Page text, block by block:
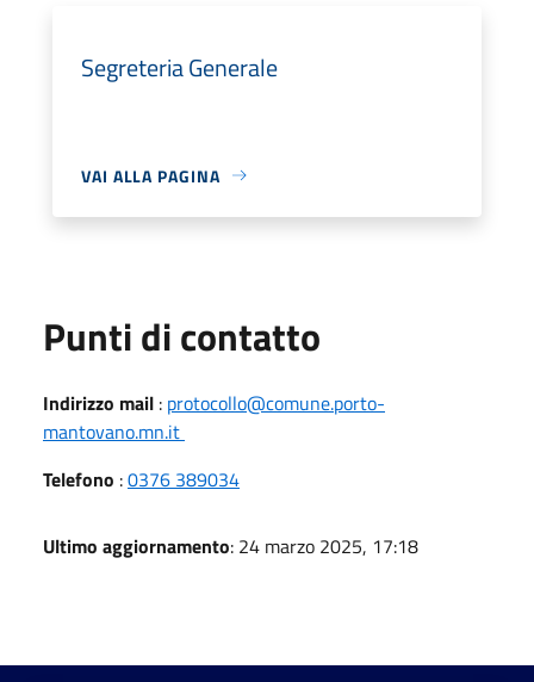
Segreteria Generale
VAI ALLA PAGINA
Punti di contatto
Indirizzo mail : protocollo@comune.porto-
mantovano.mn.it
Telefono :0376 389034
Ultimo aggiornamento: 24 marzo 2025, 17:18